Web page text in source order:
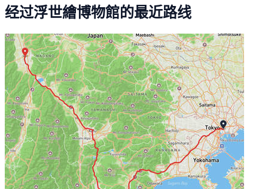
经过浮世繪博物館的最近路线